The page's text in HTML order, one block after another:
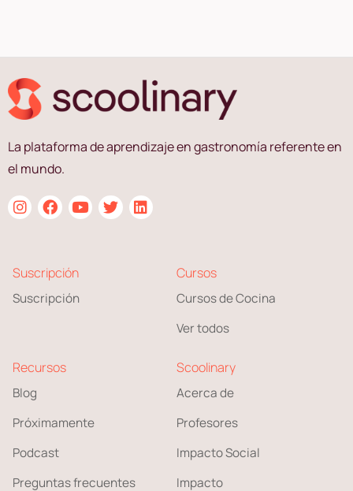
La plataforma de aprendizaje en gastronomía referente en
el mundo.
Suscripción
Suscripción
Cursos
Cursos de Cocina
Ver todos
Recursos
Blog
Próximamente
Podcast
Preguntas frecuentes
Scoolinary
Acerca de
Profesores
Impacto Social
Impacto